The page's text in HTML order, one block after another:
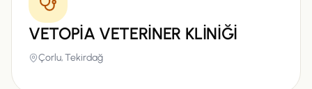
VETOPİA VETERİNER KLİNİĞİ
Çorlu,Tekirdağ